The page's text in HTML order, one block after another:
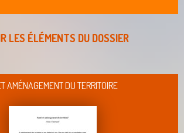
LES ÉLÉMENTS DU DOSSIER
AMÉNAGEMENT DU TERRITOIRE